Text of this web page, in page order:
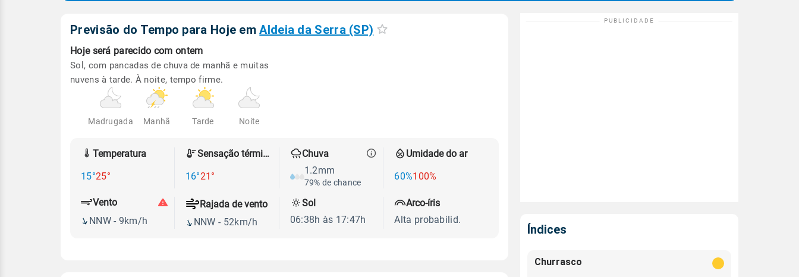
Previsão do Tempo para Hoje emAldeia da Serra (SP)
Hoje será parecido com ontem
Sol, com pancadas de chuva de manhã e muitas
nuvens à tarde. À noite, tempo firme.
Madrugada Manhã Tarde Noite
Temperatura
15°25°
Sensação térmica
16°21°
Chuva
1.2mm
79% de chance
Umidade do ar
60%100%
Vento
NNW - 9km/h
Rajada de vento
NNW - 52km/h
Sol
06:38h às 17:47h
Arco-íris
Alta probabilid.
Índices
Churrasco